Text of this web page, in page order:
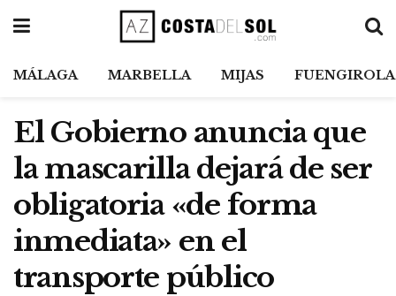
MÁLAGA MARBELLA MIJAS FUENGIROLA
El Gobierno anuncia que
la mascarilla dejará de ser
obligatoria «de forma
inmediata» en el
transporte público